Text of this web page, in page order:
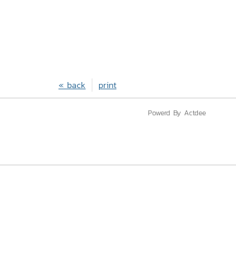
print
« back
Powerd By Actdee